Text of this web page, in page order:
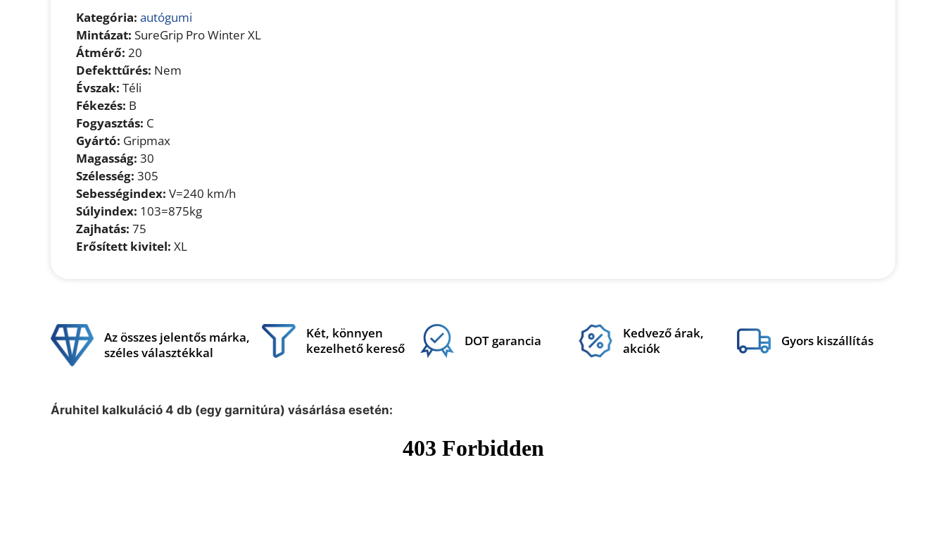
Kategória: autógumi
Mintázat: SureGrip Pro Winter XL
Átmérő: 20
Defekttűrés: Nem
Évszak: Téli
Fékezés: B
Fogyasztás: C
Gyártó: Gripmax
Magasság: 30
Szélesség: 305
Sebességindex: V=240 km/h
Súlyindex: 103=875kg
Zajhatás: 75
Erősített kivitel: XL
Az összes jelentős márka,
széles választékkal
Két, könnyen
kezelhető kereső
DOT garancia
Kedvező árak,
akciók
Gyors kiszállítás
Áruhitel kalkuláció 4 db (egy garnitúra) vásárlása esetén: